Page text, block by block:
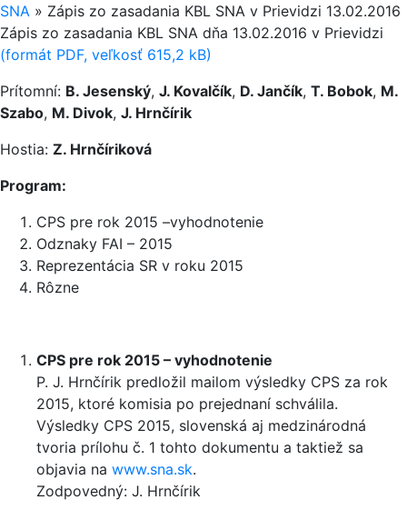
SNA » Zápis zo zasadania KBL SNA v Prievidzi 13.02.2016
Zápis zo zasadania KBL SNA dňa 13.02.2016 v Pri­evidzi
(formát PDF, veľkosť 615,2 kB)
Prítomní: B. Jesenský, J. Kovalčík, D. Jančík, T. Bobok, M.
Szabo, M. Divok, J. Hrnčírik
Hostia: Z. Hrnčíriková
Program:
CPS pre rok 2015 –vyhodnotenie
Odznaky FAI – 2015
Reprezentácia SR v roku 2015
Rôzne
CPS pre rok 2015 – vyhodnotenie
P. J. Hrnčírik predložil mailom výsledky CPS za rok
2015, ktoré komisia po prejednaní schválila.
Výsledky CPS 2015, slovenská aj medzinárodná
tvoria prílohu č. 1 tohto dokumentu a taktiež sa
objavia na www.sna.sk.
Zodpovedný: J. Hrnčírik